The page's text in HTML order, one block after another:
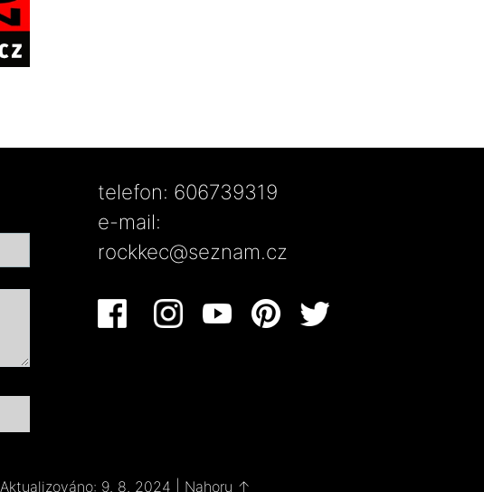
telefon: 606739319
e-mail:
rockkec@seznam.cz
Aktualizováno: 9. 8. 2024 Nahoru ↑